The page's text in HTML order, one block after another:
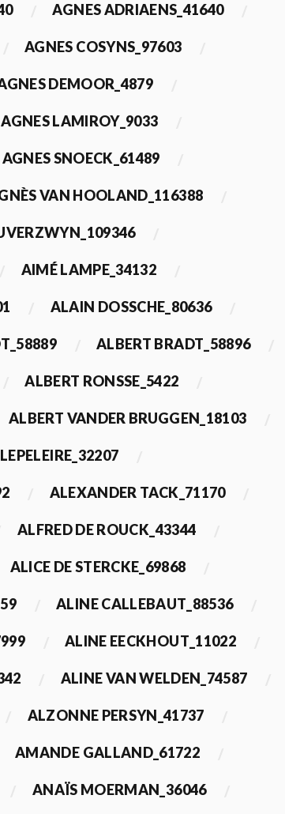
AGNES ADRIAENS_41640
AGNES COSYNS_97603
DEMOOR_4879
AGNES LAMIROY_9033
AGNES SNOECK_61489
VAN HOOLAND_116388
AIMÉ LAMPE_34132
ALAIN DOSSCHE_80636
ALBERT BRADT_58896
ALBERT RONSSE_5422
ALBERT VANDER BRUGGEN_18103
ALEXANDER TACK_71170
ALFRED DE ROUCK_43344
ALICE DE STERCKE_69868
ALINE CALLEBAUT_88536
ALINE EECKHOUT_11022
ALINE VAN WELDEN_74587
ALZONNE PERSYN_41737
AMANDE GALLAND_61722
ANAÏS MOERMAN_36046